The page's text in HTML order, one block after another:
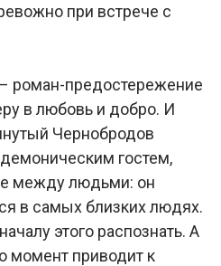
при встрече с
роман-предостережение
в любовь и добро. И
Чернобродов
гостем,
между людьми: он
в самых близких людях.
этого распознать. А
момент приводит к